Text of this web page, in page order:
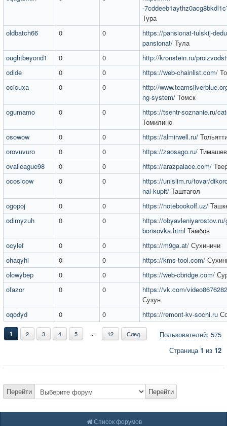
-
Тура
oldbatch66
0 0
https://pansionat-tulskij-
pansionat/ Тула
oughtbeyond1
0 0
http://kronstein.ru/
odide
0 0 https://web-chainlist.com/
ocicuxa
0 0
http://
ng-system/ Томск
ogumamo
0 0
https://tsentr-soznanie.ru/
Томилино
osowow
0 0 https://almirwell.ru/
orovuvuro
0 0 https://zaosago.ru/
ovalleague98
0 0 https://arazpalace.com/
ocosicow
0 0
https://unislim.ru/tovar/
nal-kupit/ Таштагол
ogopoj
0 0 https://notebookoff.uz/
odimyzuh
0 0
https://obyavleniyarostov.ru/
borisovka.html Тамбов
ocylef
0 0 https://m9ga.at/ Сухиничи
ohaqyhi
0 0 https://kms-tool.com/
olowybep
0 0 https://web-cbridge.com/
ofazor
0 0
https://vk.com/
Сузун
oqodyd
0 0 https://remont-kv-sochi.ru
Пользователей: 575
1 2 3 4 5 ... 12 След.
Страница1 из 12
Перейти Перейти
Список форумов